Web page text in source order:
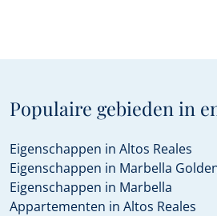
Populaire gebieden in
Eigenschappen in Altos Reales
Eigenschappen in Marbella
Eigenschappen in Marbella
Appartementen in Altos Reales